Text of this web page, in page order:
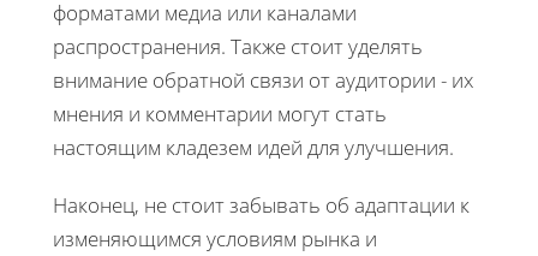
форматами медиа или каналами
распространения. Также стоит уделять
внимание обратной связи от аудитории - их
мнения и комментарии могут стать
настоящим кладезем идей для улучшения.
Наконец, не стоит забывать об адаптации к
изменяющимся условиям рынка и